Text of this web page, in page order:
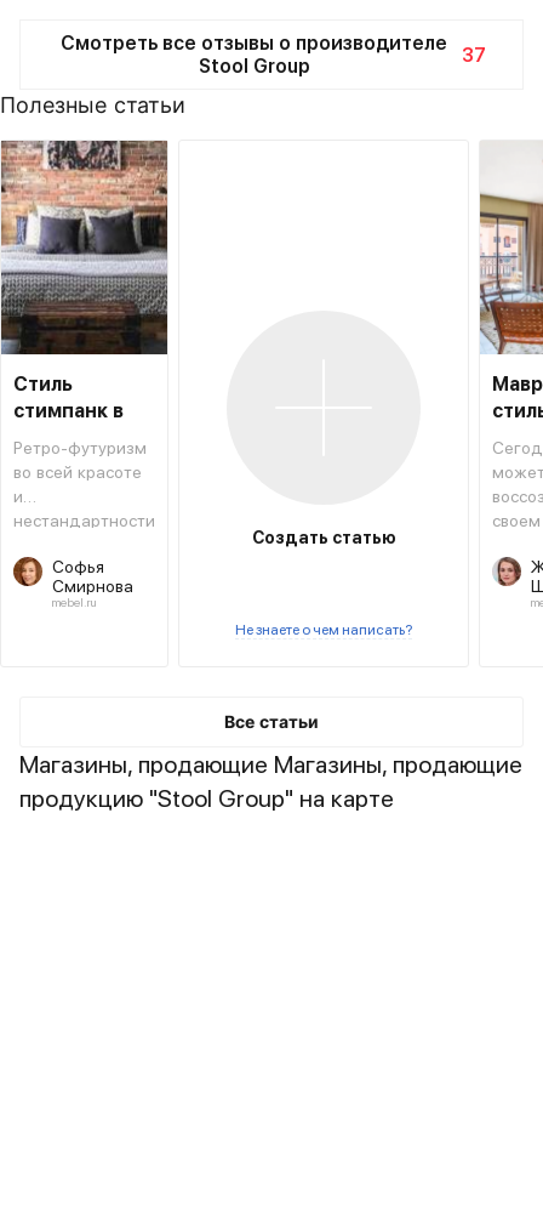
Смотреть все отзывы о производителе
Stool Group
37
Полезные статьи
Стиль
стимпанк в
интерьере
Ретро-футуризм
во всей красоте
и
нестандартности
Софья
Смирнова
mebel.ru
Создать статью
Не знаете о чем написать?
Все статьи
Магазины, продающие Магазины, продающие
продукцию "Stool Group" на карте